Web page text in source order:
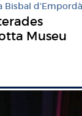
Bisbal d'Empordà
Museu